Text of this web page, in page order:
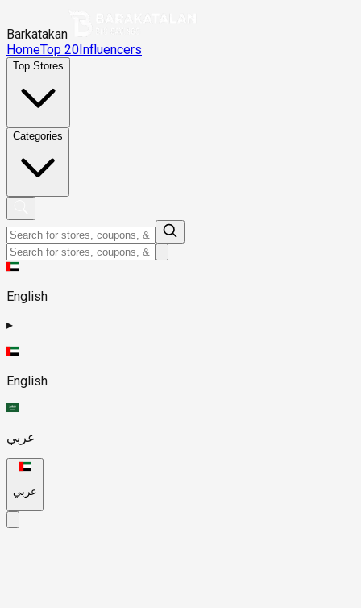
Barkatakan
HomeTop 20Influencers
Top Stores
Categories
English
▸
English
عربي
عربي